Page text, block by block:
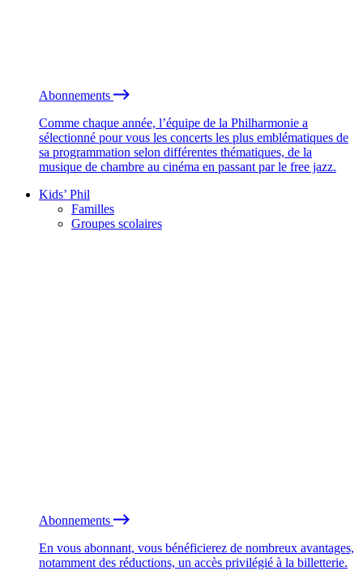
Abonnements
Comme chaque année, l’équipe de la Philharmonie a
sélectionné pour vous les concerts les plus emblématiques de
sa programmation selon différentes thématiques, de la
musique de chambre au cinéma en passant par le free jazz.
Kids’ Phil
Familles
Groupes scolaires
Abonnements
En vous abonnant, vous bénéficierez de nombreux avantages,
notamment des réductions, un accès privilégié à la billetterie.